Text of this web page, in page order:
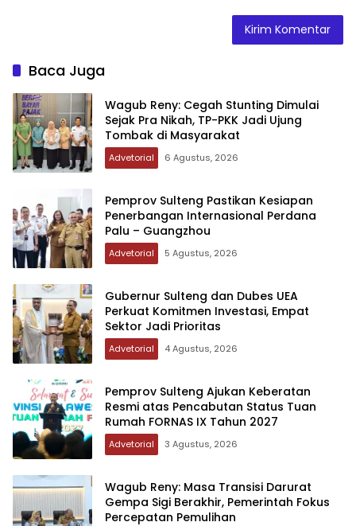
Baca Juga
Wagub Reny: Cegah Stunting Dimulai
Sejak Pra Nikah, TP-PKK Jadi Ujung
Tombak di Masyarakat
Advetorial 6 Agustus, 2026
Pemprov Sulteng Pastikan Kesiapan
Penerbangan Internasional Perdana
Palu – Guangzhou
Advetorial 5 Agustus, 2026
Gubernur Sulteng dan Dubes UEA
Perkuat Komitmen Investasi, Empat
Sektor Jadi Prioritas
Advetorial 4 Agustus, 2026
Pemprov Sulteng Ajukan Keberatan
Resmi atas Pencabutan Status Tuan
Rumah FORNAS IX Tahun 2027
Advetorial 3 Agustus, 2026
Wagub Reny: Masa Transisi Darurat
Gempa Sigi Berakhir, Pemerintah Fokus
Percepatan Pemulihan